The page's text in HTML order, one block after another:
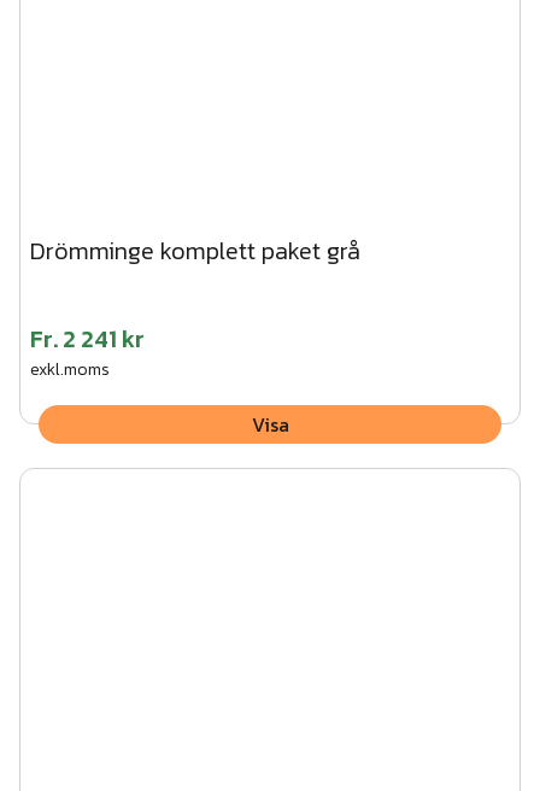
Drömminge komplett paket grå
Fr.2 241 kr
exkl.moms
Visa